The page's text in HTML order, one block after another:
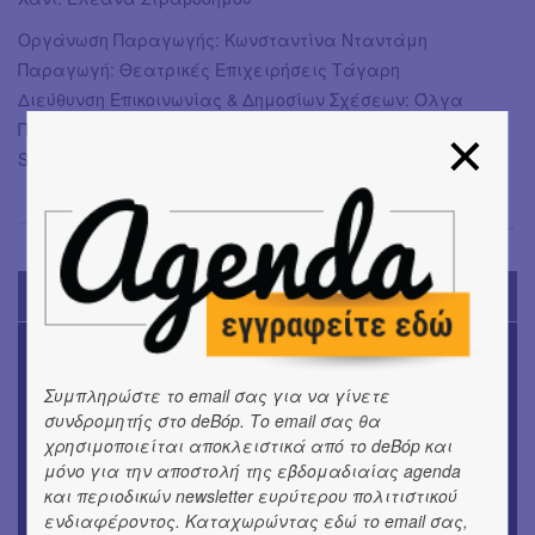
Οργάνωση Παραγωγής: Κωνσταντίνα Νταντάμη
Παραγωγή: Θεατρικές Επιχειρήσεις Τάγαρη
Διεύθυνση Επικοινωνίας & Δημοσίων Σχέσεων: Όλγα
Παυλάτου
Social Media: Renegade Media
TODAY'S EVENTS
OUTDΟORS
ANILIO PARK FESTIVAL 2026
ΜΟΥΣΙΚΗ
Το 6ο Kournos Music Festival στη Λήμνο
Συμπληρώστε το email σας για να γίνετε
συνδρομητής στο deBόp. Το email σας θα
χρησιμοποιείται αποκλειστικά από το deBόp και
μόνο για την αποστολή της εβδομαδιαίας agenda
και περιοδικών newsletter ευρύτερου πολιτιστικού
ενδιαφέροντος. Καταχωρώντας εδώ το email σας,